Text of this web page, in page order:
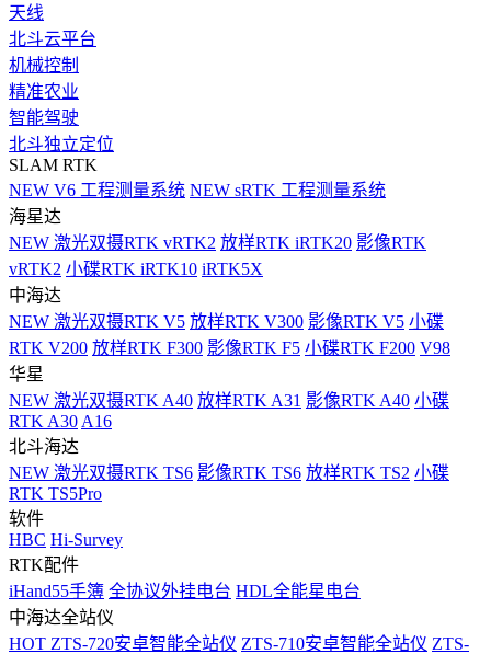
天线
北斗云平台
机械控制
精准农业
智能驾驶
北斗独立定位
SLAM RTK
NEW V6 工程测量系统 NEW sRTK 工程测量系统
海星达
NEW 激光双摄RTK vRTK2 放样RTK iRTK20 影像RTK
vRTK2 小碟RTK iRTK10 iRTK5X
中海达
NEW 激光双摄RTK V5 放样RTK V300 影像RTK V5 小碟
RTK V200 放样RTK F300 影像RTK F5 小碟RTK F200 V98
华星
NEW 激光双摄RTK A40 放样RTK A31 影像RTK A40 小碟
RTK A30 A16
北斗海达
NEW 激光双摄RTK TS6 影像RTK TS6 放样RTK TS2 小碟
RTK TS5Pro
软件
HBC Hi-Survey
RTK配件
iHand55手簿 全协议外挂电台 HDL全能星电台
中海达全站仪
HOT ZTS-720安卓智能全站仪 ZTS-710安卓智能全站仪 ZTS-